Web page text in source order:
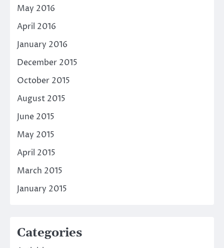
May 2016
April 2016
January 2016
December 2015
October 2015
August 2015
June 2015
May 2015
April 2015
March 2015
January 2015
Categories